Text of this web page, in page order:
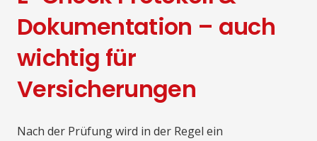
Dokumentation – auch
wichtig für
Versicherungen
Nach der Prüfung wird in der Regel ein